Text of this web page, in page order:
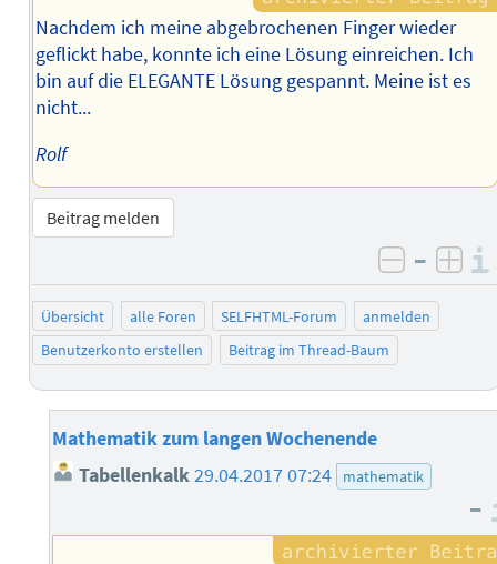
Nachdem ich meine abgebrochenen Finger wieder
geflickt habe, konnte ich eine Lösung einreichen. Ich
bin auf die ELEGANTE Lösung gespannt. Meine ist es
nicht...
Rolf
Beitrag melden
negativ
–
Übersicht alle Foren SELFHTML-Forum
anmelden
Benutzerkonto erstellen
Beitrag im Thread-Baum
Mathematik zum langen Wochenende
Tabellenkalk29.04.2017 07:24 mathematik
–